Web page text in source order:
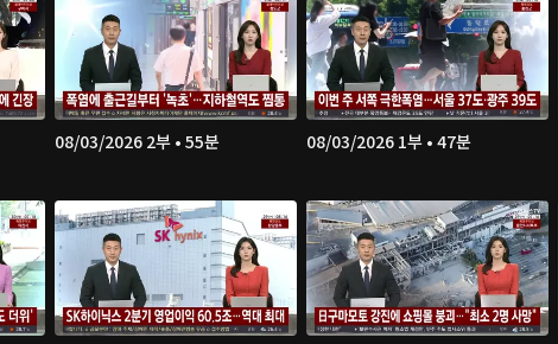
08/03/2026 2부 • 55분 08/03/2026 1부 • 47분